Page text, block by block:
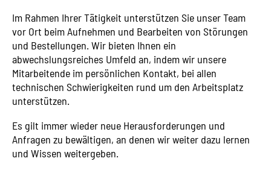
Im Rahmen Ihrer Tätigkeit unterstützen Sie unser Team
vor Ort beim Aufnehmen und Bearbeiten von Störungen
und Bestellungen. Wir bieten Ihnen ein
abwechslungsreiches Umfeld an, indem wir unsere
Mitarbeitende im persönlichen Kontakt, bei allen
technischen Schwierigkeiten rund um den Arbeitsplatz
unterstützen.
Es gilt immer wieder neue Herausforderungen und
Anfragen zu bewältigen, an denen wir weiter dazu lernen
und Wissen weitergeben.